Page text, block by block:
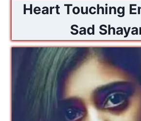
Heart Touching
Sad